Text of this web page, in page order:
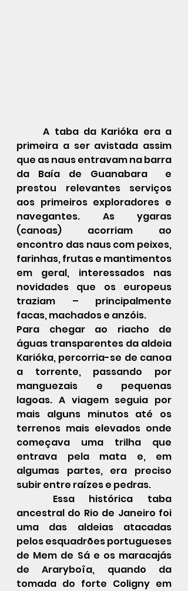
	A taba da Karióka era a
primeira a ser avistada assim
que as naus entravam na barra
da Baía de Guanabara  e
prestou relevantes serviços
aos primeiros exploradores e
navegantes. As ygaras
(canoas) acorriam ao
encontro das naus com peixes,
farinhas, frutas e mantimentos
em geral, interessados nas
novidades que os europeus
traziam – principalmente
facas, machados e anzóis.
Para chegar ao riacho de
águas transparentes da aldeia
Karióka, percorria-se de canoa
a torrente, passando por
manguezais e pequenas
lagoas. A viagem seguia por
mais alguns minutos até os
terrenos mais elevados onde
começava uma trilha que
entrava pela mata e, em
algumas partes, era preciso
subir entre raízes e pedras.
ancestral do Rio de Janeiro foi
uma das aldeias atacadas
pelos esquadrões portugueses
de Mem de Sá e os maracajás
de Araryboîa, quando da
tomada do forte Coligny em